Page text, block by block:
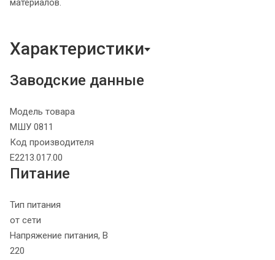
материалов.
Характеристики
Заводские данные
Модель товара
МШУ 0811
Код производителя
E2213.017.00
Питание
Тип питания
от сети
Напряжение питания, В
220